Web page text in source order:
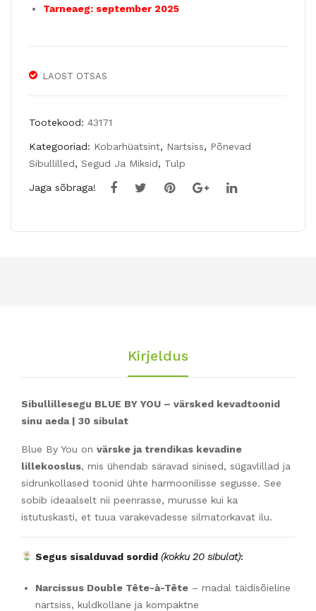
UL
k
8tk
Tarneaeg: september 2025
LAOST OTSAS
Tootekood: 43171
Kategooriad: Kobarhüatsint, Nartsiss, Põnevad
Sibullilled, Segud Ja Miksid, Tulp
Jaga sõbraga!
Kirjeldus
Sibullillesegu BLUE BY YOU – värsked kevadtoonid
sinu aeda | 30 sibulat
Blue By You on värske ja trendikas kevadine
lillekooslus, mis ühendab säravad sinised, sügavlillad ja
sidrunkollased toonid ühte harmoonilisse segusse. See
sobib ideaalselt nii peenrasse, murusse kui ka
istutuskasti, et tuua varakevadesse silmatorkavat ilu.
Segus sisalduvad sordid (kokku 20 sibulat):
Narcissus Double Tête-à-Tête – madal täidisõieline
nartsiss, kuldkollane ja kompaktne